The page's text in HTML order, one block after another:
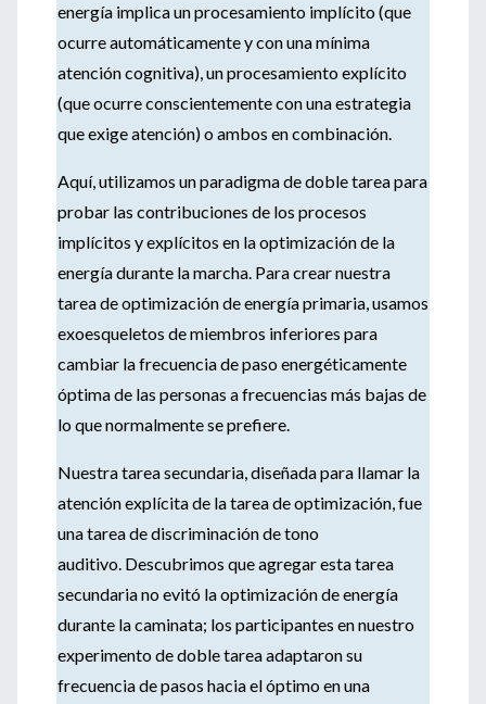
energía implica un procesamiento implícito (que
ocurre automáticamente y con una mínima
atención cognitiva), un procesamiento explícito
(que ocurre conscientemente con una estrategia
que exige atención) o ambos en combinación.
Aquí, utilizamos un paradigma de doble tarea para
probar las contribuciones de los procesos
implícitos y explícitos en la optimización de la
energía durante la marcha. Para crear nuestra
tarea de optimización de energía primaria, usamos
exoesqueletos de miembros inferiores para
cambiar la frecuencia de paso energéticamente
óptima de las personas a frecuencias más bajas de
lo que normalmente se prefiere.
Nuestra tarea secundaria, diseñada para llamar la
atención explícita de la tarea de optimización, fue
una tarea de discriminación de tono
auditivo. Descubrimos que agregar esta tarea
secundaria no evitó la optimización de energía
durante la caminata; los participantes en nuestro
experimento de doble tarea adaptaron su
frecuencia de pasos hacia el óptimo en una